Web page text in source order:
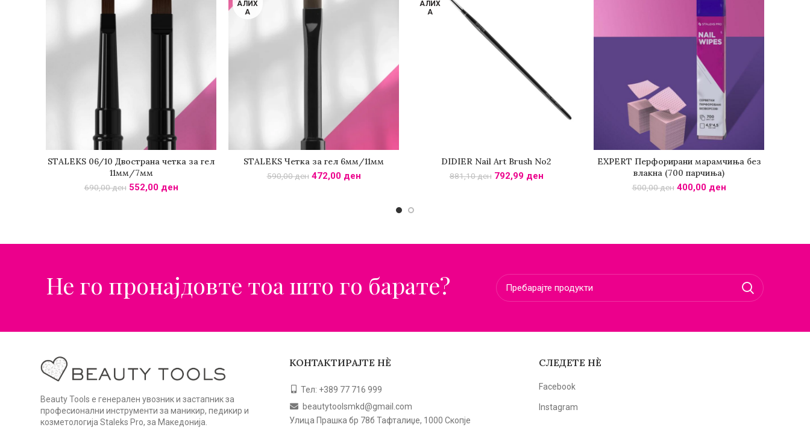
ДОДАДИ ВО КОШНИЧКА
STALEKS 06/10 Двострана четка за гел
11мм/7мм
690,00ден 552,00 ден
АЛИХ
А
ПОВЕЌЕ
STALEKS Четка за гел 6мм/11мм
590,00ден 472,00 ден
АЛИХ
А
ПОВЕЌЕ
DIDIER Nail Art Brush No2
881,10ден 792,99 ден
ДОДАДИ ВО КОШНИЧКА
EXPERT Перфорирани марамчиња без
влакна (700 парчиња)
500,00ден 400,00 ден
Не го пронајдовте тоа што го барате?
Beauty Tools е генерален увозник и застапник за
професионални инструменти за маникир, педикир и
козметологија Staleks Pro, за Македонија.
КОНТАКТИРАЈТЕ НЀ
Тел: +389 77 716 999
beautytoolsmkd@gmail.com
Улица Прашка бр 78б Тафталиџе, 1000 Скопје
СЛЕДЕТЕ НЀ
Facebook
Instagram